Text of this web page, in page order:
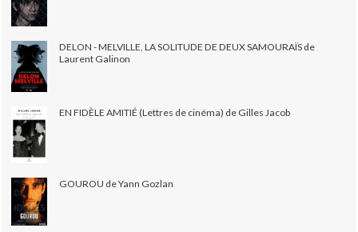
DELON - MELVILLE, LA SOLITUDE DE DEUX SAMOURAÏS de
Laurent Galinon
EN FIDÈLE AMITIÉ (Lettres de cinéma) de Gilles Jacob
GOUROU de Yann Gozlan